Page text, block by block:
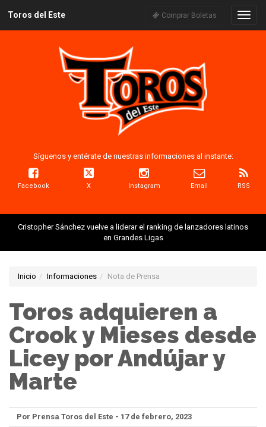
Toros del Este Comprar Boletas
Síguenos y entérate de nuestras informaciones al instante:
Facebook X Instagram Email RSS
Cristopher Sánchez vuelve a liderar el ranking de lanzadores latinos
en Grandes Ligas
Inicio Informaciones Nota de Prensa
Toros adquieren a
Crook y Mieses desde
Licey por Andújar y
Marte
Por Prensa Toros del Este - 17 de febrero, 2023